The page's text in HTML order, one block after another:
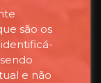
são os
e não